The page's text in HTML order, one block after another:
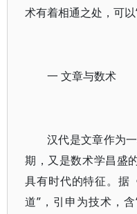
术有着相通之处，可以
一 文章与数术
汉代是文章作为
期，又是数术学昌盛
具有时代的特征。据
道”，引申为技术，